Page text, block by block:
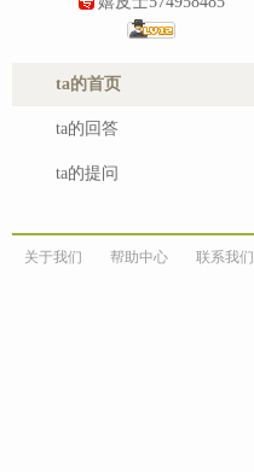
ta的首页
ta的回答
ta的提问
关于我们 帮助中心 联系我们